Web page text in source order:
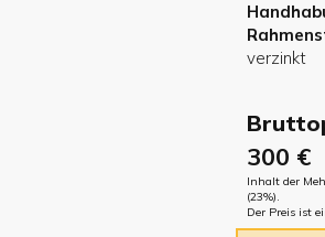
300 €
Inhalt der
(23%).
Der Preis ist